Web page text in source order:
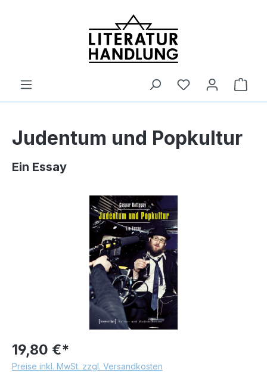
Judentum und Popkultur
Ein Essay
Bildergalerie überspringen
19,80 €*
Preise inkl. MwSt. zzgl. Versandkosten